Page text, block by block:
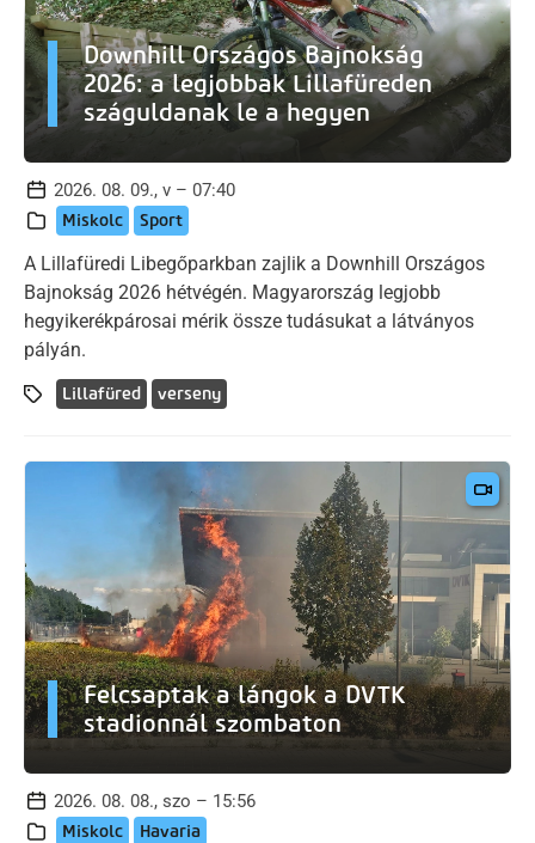
Downhill Országos Bajnokság
2026: a legjobbak Lillafüreden
száguldanak le a hegyen
2026. 08. 09., v – 07:40
Miskolc Sport
A Lillafüredi Libegőparkban zajlik a Downhill Országos
Bajnokság 2026 hétvégén. Magyarország legjobb
hegyikerékpárosai mérik össze tudásukat a látványos
pályán.
Lillafüred verseny
Felcsaptak a lángok a DVTK
stadionnál szombaton
2026. 08. 08., szo – 15:56
Miskolc Havaria